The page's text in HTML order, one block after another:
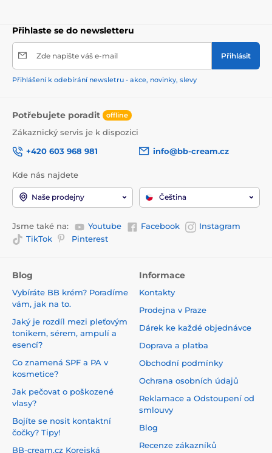
Přihlaste se do newsletteru
Zde napište váš e-mail Přihlásit
Přihlášení k odebírání newsletru - akce, novinky, slevy
Potřebujete poradit offline
Zákaznický servis je k dispozici
+420 603 968 981
info@bb-cream.cz
Kde nás najdete
Naše prodejny Čeština
Jsme také na: Youtube Facebook
Instagram
TikTok
Pinterest
Blog
Vybíráte BB krém? Poradíme
vám, jak na to.
Jaký je rozdíl mezi pleťovým
tonikem, sérem, ampulí a
esencí?
Co znamená SPF a PA v
kosmetice?
Jak pečovat o poškozené
vlasy?
Bojíte se nosit kontaktní
čočky? Tipy!
BB-cream.cz Korejská
Informace
Kontakty
Prodejna v Praze
Dárek ke každé objednávce
Doprava a platba
Obchodní podmínky
Ochrana osobních údajů
Reklamace a Odstoupení od
smlouvy
Blog
Recenze zákazníků